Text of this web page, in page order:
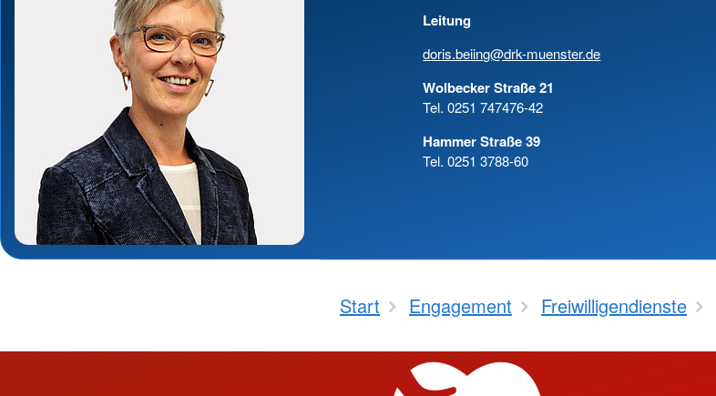
Leitung
doris.beiing@drk-muenster.de
Wolbecker Straße 21
Tel. 0251 747476-42
Hammer Straße 39
Tel. 0251 3788-60
Start Engagement Freiwilligendienste